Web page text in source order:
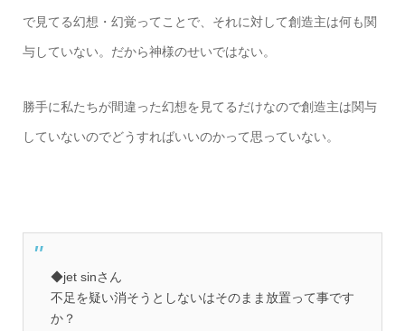
で見てる幻想・幻覚ってことで、それに対して創造主は何も関
与していない。だから神様のせいではない。
勝手に私たちが間違った幻想を見てるだけなので創造主は関与
していないのでどうすればいいのかって思っていない。
◆jet sinさん
不足を疑い消そうとしないはそのまま放置って事です
か？